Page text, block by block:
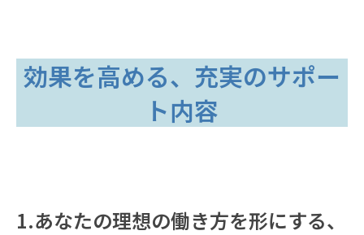
効果を高める、充実のサポー
ト内容
1.あなたの理想の働き方を形にする、